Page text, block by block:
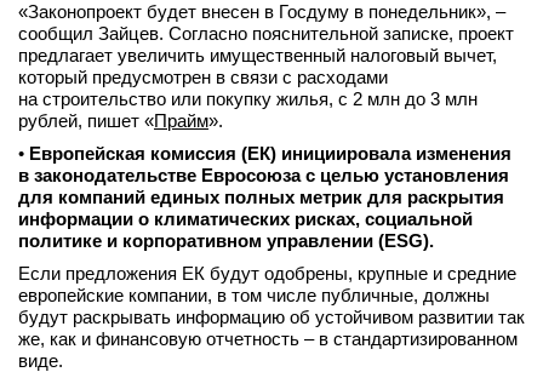
«Законопроект будет внесен в Госдуму в понедельник», –
сообщил Зайцев. Согласно пояснительной записке, проект
предлагает увеличить имущественный налоговый вычет,
который предусмотрен в связи с расходами
на строительство или покупку жилья, с 2 млн до 3 млн
рублей, пишет «Прайм».
• Европейская комиссия (ЕК) инициировала изменения
в законодательстве Евросоюза с целью установления
для компаний единых полных метрик для раскрытия
информации о климатических рисках, социальной
политике и корпоративном управлении (ESG).
Если предложения ЕК будут одобрены, крупные и средние
европейские компании, в том числе публичные, должны
будут раскрывать информацию об устойчивом развитии так
же, как и финансовую отчетность – в стандартизированном
виде.